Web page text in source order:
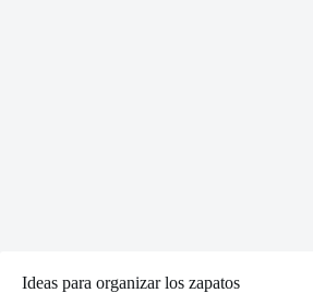
Ideas para organizar los zapatos